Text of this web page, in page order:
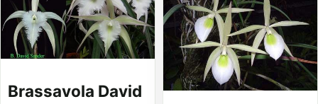
Brassavola David